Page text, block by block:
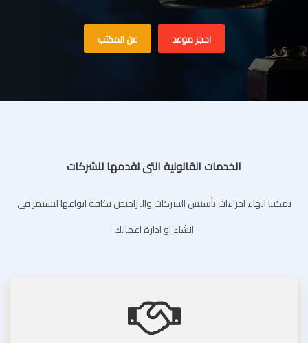
احجز موعد عن المكتب
الخدمات القانونية التى نقدمها للشركات
يمكننا انهاء اجراءات تأسيس الشركات والتراخيص بكافة انواعها لتستمر فى
انشاء او ادارة اعمالك